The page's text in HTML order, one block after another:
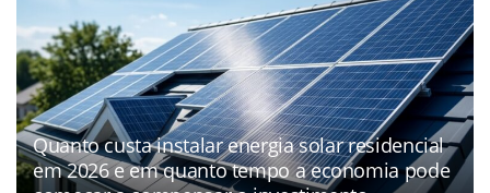
Quanto custa instalar energia solar residencial
em 2026 e em quanto tempo a economia pode